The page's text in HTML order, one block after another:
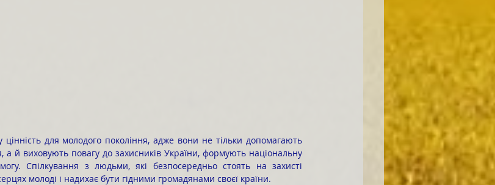
а й виховують повагу до захисників України, формують національну
Спілкування з людьми, які безпосередньо стоять на захисті
молоді і надихає бути гідними громадянами своєї країни.